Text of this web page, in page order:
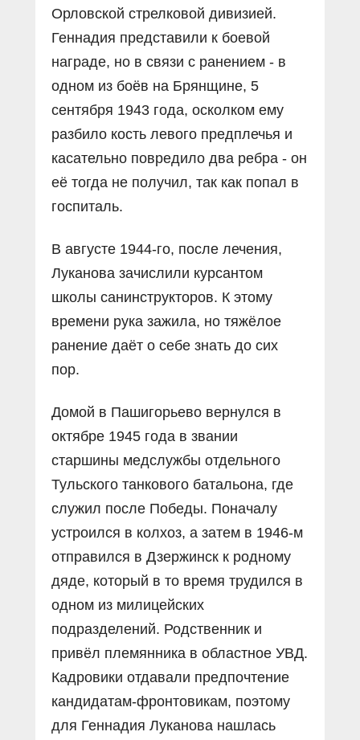
Орловской стрелковой дивизией.
Геннадия представили к боевой
награде, но в связи с ранением - в
одном из боёв на Брянщине, 5
сентября 1943 года, осколком ему
разбило кость левого предплечья и
касательно повредило два ребра - он
её тогда не получил, так как попал в
госпиталь.
В августе 1944-го, после лечения,
Луканова зачислили курсантом
школы санинструкторов. К этому
времени рука зажила, но тяжёлое
ранение даёт о себе знать до сих
пор.
Домой в Пашигорьево вернулся в
октябре 1945 года в звании
старшины медслужбы отдельного
Тульского танкового батальона, где
служил после Победы. Поначалу
устроился в колхоз, а затем в 1946-м
отправился в Дзержинск к родному
дяде, который в то время трудился в
одном из милицейских
подразделений. Родственник и
привёл племянника в областное УВД.
Кадровики отдавали предпочтение
кандидатам-фронтовикам, поэтому
для Геннадия Луканова нашлась